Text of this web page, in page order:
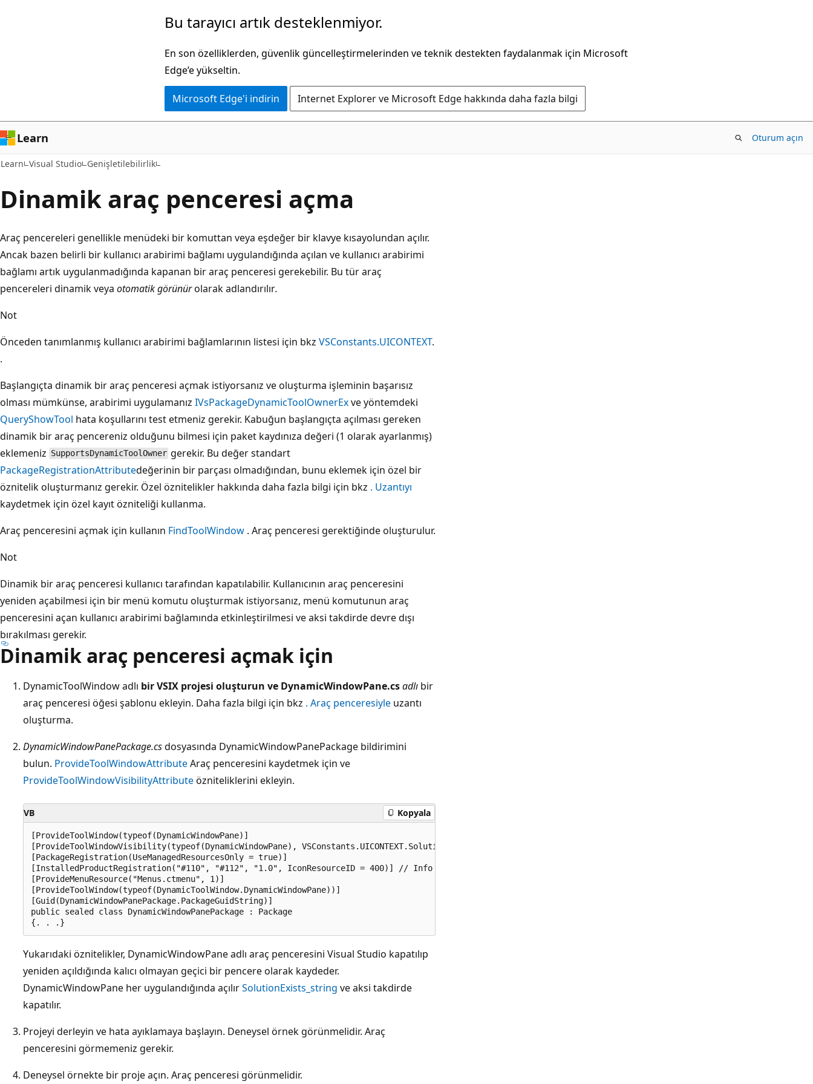
Bu tarayıcı artık desteklenmiyor.
En son özelliklerden, güvenlik güncelleştirmelerinden ve teknik destekten faydalanmak için Microsoft
Edge’e yükseltin.
Microsoft Edge'i indirin Internet Explorer ve Microsoft Edge hakkında daha fazla bilgi
Learn Oturum açın
Learn Visual Studio Genişletilebilirlik
Dinamik araç penceresi açma
Araç pencereleri genellikle menüdeki bir komuttan veya eşdeğer bir klavye kısayolundan açılır.
Ancak bazen belirli bir kullanıcı arabirimi bağlamı uygulandığında açılan ve kullanıcı arabirimi
bağlamı artık uygulanmadığında kapanan bir araç penceresi gerekebilir. Bu tür araç
pencereleri dinamik veya otomatik görünürolarak adlandırılır.
Not
Önceden tanımlanmış kullanıcı arabirimi bağlamlarının listesi için bkz VSConstants.UICONTEXT.
.
Başlangıçta dinamik bir araç penceresi açmak istiyorsanız ve oluşturma işleminin başarısız
olması mümkünse, arabirimi uygulamanız IVsPackageDynamicToolOwnerExve yöntemdeki
QueryShowTool hata koşullarını test etmeniz gerekir. Kabuğun başlangıçta açılması gereken
dinamik bir araç pencereniz olduğunu bilmesi için paket kaydınıza değeri (1 olarak ayarlanmış)
eklemeniz SupportsDynamicToolOwner gerekir. Bu değer standart
PackageRegistrationAttributedeğerinin bir parçası olmadığından, bunu eklemek için özel bir
öznitelik oluşturmanız gerekir. Özel öznitelikler hakkında daha fazla bilgi için bkz . Uzantıyı
kaydetmek için özel kayıt özniteliği kullanma.
Araç penceresini açmak için kullanın FindToolWindow . Araç penceresi gerektiğinde oluşturulur.
Not
Dinamik bir araç penceresi kullanıcı tarafından kapatılabilir. Kullanıcının araç penceresini
yeniden açabilmesi için bir menü komutu oluşturmak istiyorsanız, menü komutunun araç
penceresini açan kullanıcı arabirimi bağlamında etkinleştirilmesi ve aksi takdirde devre dışı
bırakılması gerekir.
Dinamik araç penceresi açmak için
DynamicToolWindow adlı bir VSIX projesi oluşturun ve DynamicWindowPane.csadlı bir
araç penceresi öğesi şablonu ekleyin. Daha fazla bilgi için bkz . Araç penceresiyle uzantı
oluşturma.
DynamicWindowPanePackage.csdosyasında DynamicWindowPanePackage bildirimini
bulun. ProvideToolWindowAttributeAraç penceresini kaydetmek için ve
ProvideToolWindowVisibilityAttributeözniteliklerini ekleyin.
VB Kopyala
[ProvideToolWindow(typeof(DynamicWindowPane)]
[ProvideToolWindowVisibility(typeof(DynamicWindowPane), VSConstants.UICONTEXT.SolutionExists_string)]
[PackageRegistration(UseManagedResourcesOnly = true)]
[InstalledProductRegistration("#110", "#112", "1.0", IconResourceID = 400)] // Info on this package for Help/About
[ProvideMenuResource("Menus.ctmenu", 1)]
[ProvideToolWindow(typeof(DynamicToolWindow.DynamicWindowPane))]
[Guid(DynamicWindowPanePackage.PackageGuidString)]
public sealed class DynamicWindowPanePackage : Package
Yukarıdaki öznitelikler, DynamicWindowPane adlı araç penceresini Visual Studio kapatılıp
yeniden açıldığında kalıcı olmayan geçici bir pencere olarak kaydeder.
DynamicWindowPane her uygulandığında açılırSolutionExists_string ve aksi takdirde
kapatılır.
Projeyi derleyin ve hata ayıklamaya başlayın. Deneysel örnek görünmelidir. Araç
penceresini görmemeniz gerekir.
Deneysel örnekte bir proje açın. Araç penceresi görünmelidir.